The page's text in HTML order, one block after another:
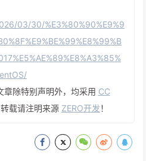
03/30/%E3%80%90%E9%9
章除特别声明外，均采用 CC
载请注明来源 ZERO开发！